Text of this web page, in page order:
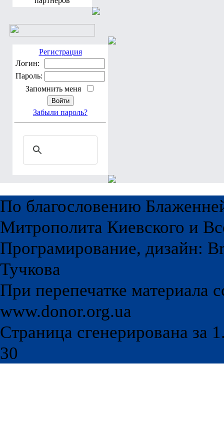
Регистрация
Логин:
Пароль:
Запомнить меня
Забыли пароль?
По благословению
Митрополита Киевского и
Програмирование, дизайн:
Тучкова
При перепечатке материала
www.donor.org.ua
Страница сгенерирована за
30